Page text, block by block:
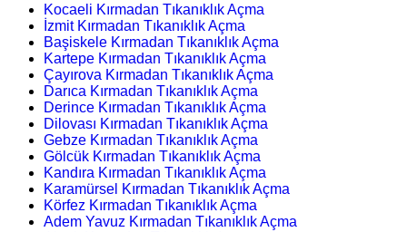
Kocaeli Kırmadan Tıkanıklık Açma
İzmit Kırmadan Tıkanıklık Açma
Başiskele Kırmadan Tıkanıklık Açma
Kartepe Kırmadan Tıkanıklık Açma
Çayırova Kırmadan Tıkanıklık Açma
Darıca Kırmadan Tıkanıklık Açma
Derince Kırmadan Tıkanıklık Açma
Dilovası Kırmadan Tıkanıklık Açma
Gebze Kırmadan Tıkanıklık Açma
Gölcük Kırmadan Tıkanıklık Açma
Kandıra Kırmadan Tıkanıklık Açma
Karamürsel Kırmadan Tıkanıklık Açma
Körfez Kırmadan Tıkanıklık Açma
Adem Yavuz Kırmadan Tıkanıklık Açma